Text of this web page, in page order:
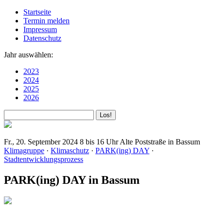
Startseite
Termin melden
Impressum
Datenschutz
Jahr auswählen:
2023
2024
2025
2026
Fr., 20. September 2024 8 bis 16 Uhr Alte Poststraße in Bassum
Klimagruppe · Klimaschutz · PARK(ing) DAY ·
Stadtentwicklungsprozess
PARK(ing) DAY in Bassum